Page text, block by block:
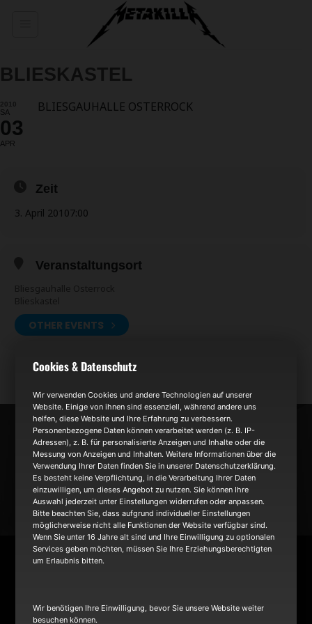
BLIESKASTEL
SA
03
APR
BLIESGAUHALLE OSTERROCK
Zeit
3. April 20107:00
Veranstaltungsort
OTHER EVENTS
NEWS
TOUR
BAND
Cookies & Datenschutz
Wir verwenden Cookies und andere Technologien auf unserer
Website. Einige von ihnen sind essenziell, während andere uns
helfen, diese Website und Ihre Erfahrung zu verbessern.
Personenbezogene Daten können verarbeitet werden (z. B. IP-
Adressen), z. B. für personalisierte Anzeigen und Inhalte oder die
Messung von Anzeigen und Inhalten. Weitere Informationen über die
Verwendung Ihrer Daten finden Sie in unserer Datenschutzerklärung.
Es besteht keine Verpflichtung, in die Verarbeitung Ihrer Daten
einzuwilligen, um dieses Angebot zu nutzen. Sie können Ihre
Auswahl jederzeit unter Einstellungen widerrufen oder anpassen.
Bitte beachten Sie, dass aufgrund individueller Einstellungen
möglicherweise nicht alle Funktionen der Website verfügbar sind.
Wenn Sie unter 16 Jahre alt sind und Ihre Einwilligung zu optionalen
Services geben möchten, müssen Sie Ihre Erziehungsberechtigten
um Erlaubnis bitten.
Wir benötigen Ihre Einwilligung, bevor Sie unsere Website weiter
besuchen können.